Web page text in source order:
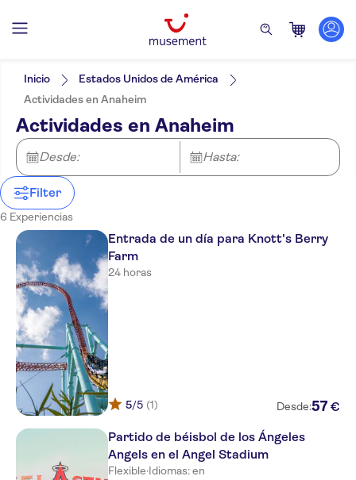
Filtros
Mín.
Tipo de entrada
Bono electrónico
Entrada incluida
Categorías
Parques de atracciones
Inglés
Inicio
Estados Unidos de América
Actividades en Anaheim
Actividades en Anaheim
Desde: Hasta:
Filter
6 Experiencias
Entrada de un día para Knott's Berry
Farm
24 horas
5/5 (1) Desde:57 €
Partido de béisbol de los Ángeles
Angels en el Angel Stadium
Flexible·Idiomas: en